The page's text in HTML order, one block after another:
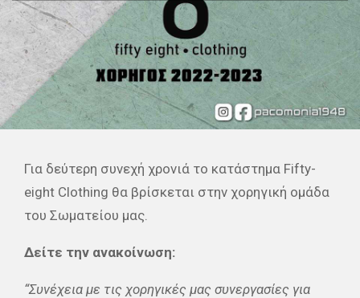
Για δεύτερη συνεχή χρονιά το κατάστημα Fifty-
eight Clothing θα βρίσκεται στην χορηγική ομάδα
του Σωματείου μας.
Δείτε την ανακοίνωση:
“Συνέχεια με τις χορηγικές μας συνεργασίες για